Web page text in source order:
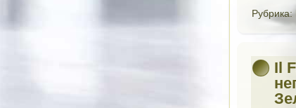
Рубрика:
Il